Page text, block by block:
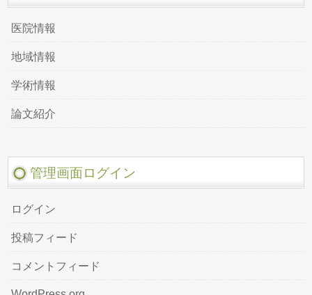
医院情報
地域情報
学術情報
論文紹介
管理画面ログイン
ログイン
投稿フィード
コメントフィード